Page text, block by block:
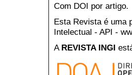
Com DOI por artigo.
Esta Revista é uma
Intelectual - API -
A REVISTA INGI